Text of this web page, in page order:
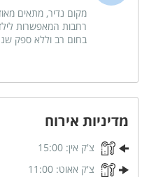
משחקי שולחן
ערכת פוקר
חדרי הרחצה
מגבות רחצה
סבונים
מקום נדיר, מתאים
רחבות המאפשרות
בחום רב וללא ספק
מדיניות אירוח
צ'ק אין: 15:00
צ'ק אאוט: 11:00